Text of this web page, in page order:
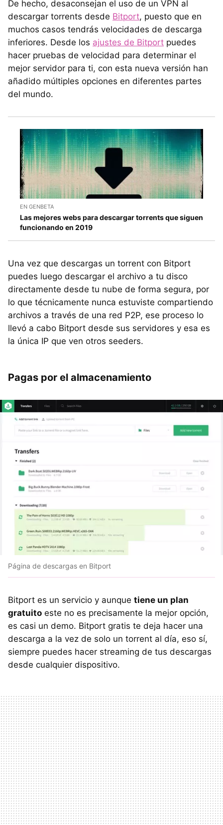
De hecho, desaconsejan el uso de un VPN al
descargar torrents desde Bitport, puesto que en
muchos casos tendrás velocidades de descarga
inferiores. Desde los ajustes de Bitport puedes
hacer pruebas de velocidad para determinar el
mejor servidor para ti, con esta nueva versión han
añadido múltiples opciones en diferentes partes
del mundo.
EN GENBETA
Las mejores webs para descargar torrents que siguen
funcionando en 2019
Una vez que descargas un torrent con Bitport
puedes luego descargar el archivo a tu disco
directamente desde tu nube de forma segura, por
lo que técnicamente nunca estuviste compartiendo
archivos a través de una red P2P, ese proceso lo
llevó a cabo Bitport desde sus servidores y esa es
la única IP que ven otros seeders.
Pagas por el almacenamiento
Página de descargas en Bitport
Bitport es un servicio y aunque tiene un plan
gratuito este no es precisamente la mejor opción,
es casi un demo. Bitport gratis te deja hacer una
descarga a la vez de solo un torrent al día, eso sí,
siempre puedes hacer streaming de tus descargas
desde cualquier dispositivo.